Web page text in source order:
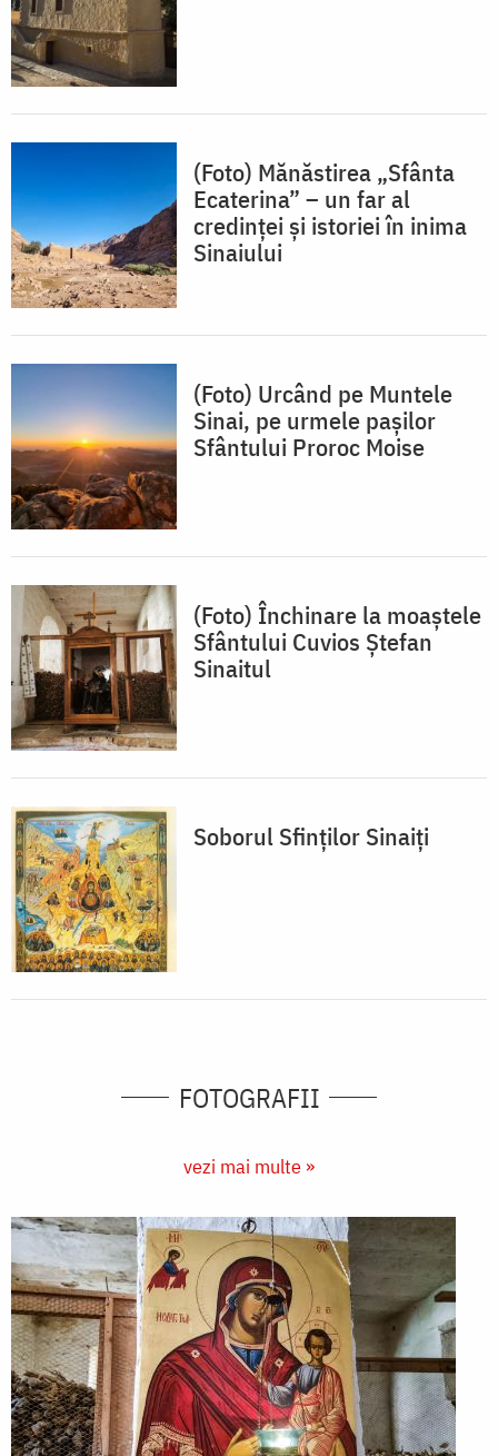
(Foto) Mănăstirea „Sfânta
Ecaterina” – un far al
credinței și istoriei în inima
Sinaiului
(Foto) Urcând pe Muntele
Sinai, pe urmele pașilor
Sfântului Proroc Moise
(Foto) Închinare la moaștele
Sfântului Cuvios Ștefan
Sinaitul
Soborul Sfinţilor Sinaiţi
FOTOGRAFII
vezi mai multe »